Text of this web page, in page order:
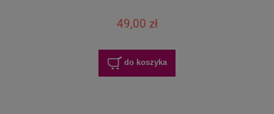
49,00 zł
do koszyka